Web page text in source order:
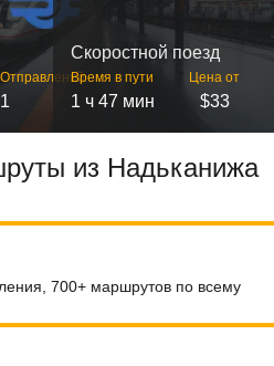
Отправлений
1
Скоростной поезд
Время в пути
1 ч 47 мин
Цена от
$33
из Надьканижа
700+ маршрутов по всему